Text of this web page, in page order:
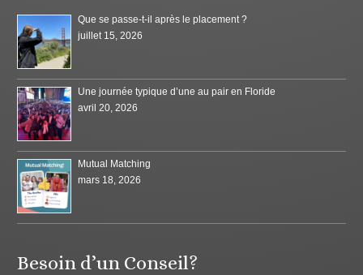
Que se passe-t-il après le placement ?
juillet 15, 2026
Une journée typique d’une au pair en Floride
avril 20, 2026
Mutual Matching
mars 18, 2026
Besoin d’un Conseil?